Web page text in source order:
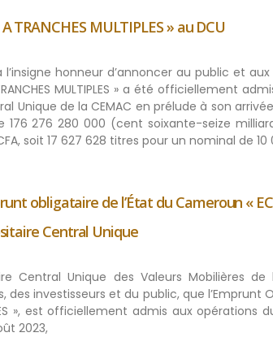
TRANCHES MULTIPLES » au DCU
l’insigne honneur d’annoncer au public et
MULTIPLES » a été officiellement
Unique de la CEMAC en prélude à son
276 280 000 (cent soixante-seize
soit 17 627 628 titres pour un nominal de 10
obligataire de l’État du Cameroun «
Central Unique
Central Unique des Valeurs Mobilières de
investisseurs et du public, que l’Emprunt
», est officiellement admis aux opérations
2023,